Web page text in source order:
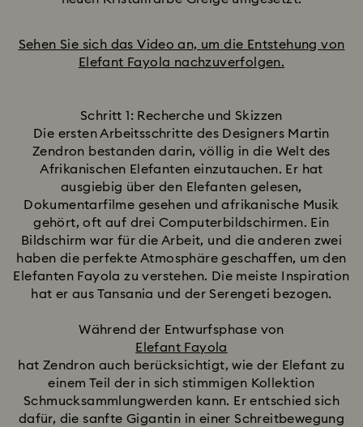
Sehen Sie sich das Video an, um die Entstehung von
Elefant Fayola nachzuverfolgen.
Schritt 1: Recherche und Skizzen
Die ersten Arbeitsschritte des Designers Martin
Zendron bestanden darin, völlig in die Welt des
Afrikanischen Elefanten einzutauchen. Er hat
ausgiebig über den Elefanten gelesen,
Dokumentarfilme gesehen und afrikanische Musik
gehört, oft auf drei Computerbildschirmen. Ein
Bildschirm war für die Arbeit, und die anderen zwei
haben die perfekte Atmosphäre geschaffen, um den
Elefanten Fayola zu verstehen. Die meiste Inspiration
hat er aus Tansania und der Serengeti bezogen.
Während der Entwurfsphase von
Elefant Fayola
hat Zendron auch berücksichtigt, wie der Elefant zu
einem Teil der in sich stimmigen Kollektion
Schmucksammlungwerden kann. Er entschied sich
dafür, die sanfte Gigantin in einer Schreitbewegung